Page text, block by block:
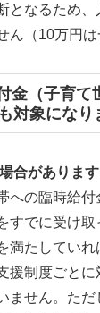
となるため
ん（10万円は
金（子育て
対象になり
合があります
への臨時給
すでに受け取
満たしていれ
援制度ごと
ません。た